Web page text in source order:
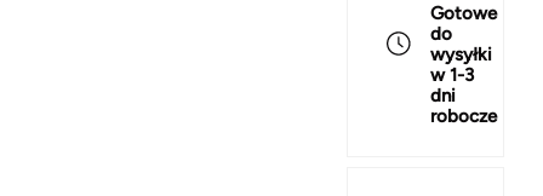
Gotowe
do
wysyłki
w 1-3
dni
robocze